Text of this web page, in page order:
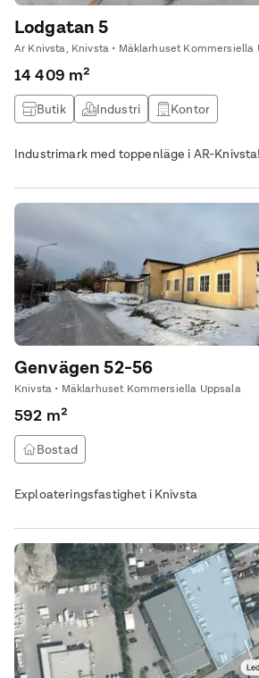
Lodgatan 5
Ar Knivsta, Knivsta • Mäklarhuset Kommersiella
14 409 m²
Butik Industri Kontor
Industrimark med toppenläge i AR-Knivsta!
Genvägen 52-56
Knivsta • Mäklarhuset Kommersiella Uppsala
592 m²
Bostad
Exploateringsfastighet i Knivsta